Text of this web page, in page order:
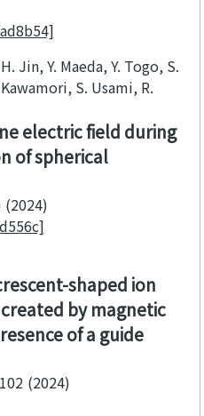
Jin, Y. Maeda, Y. Togo, S.
S. Usami, R.
electric field during
of spherical
2024
shaped ion
by magnetic
of a guide
2024